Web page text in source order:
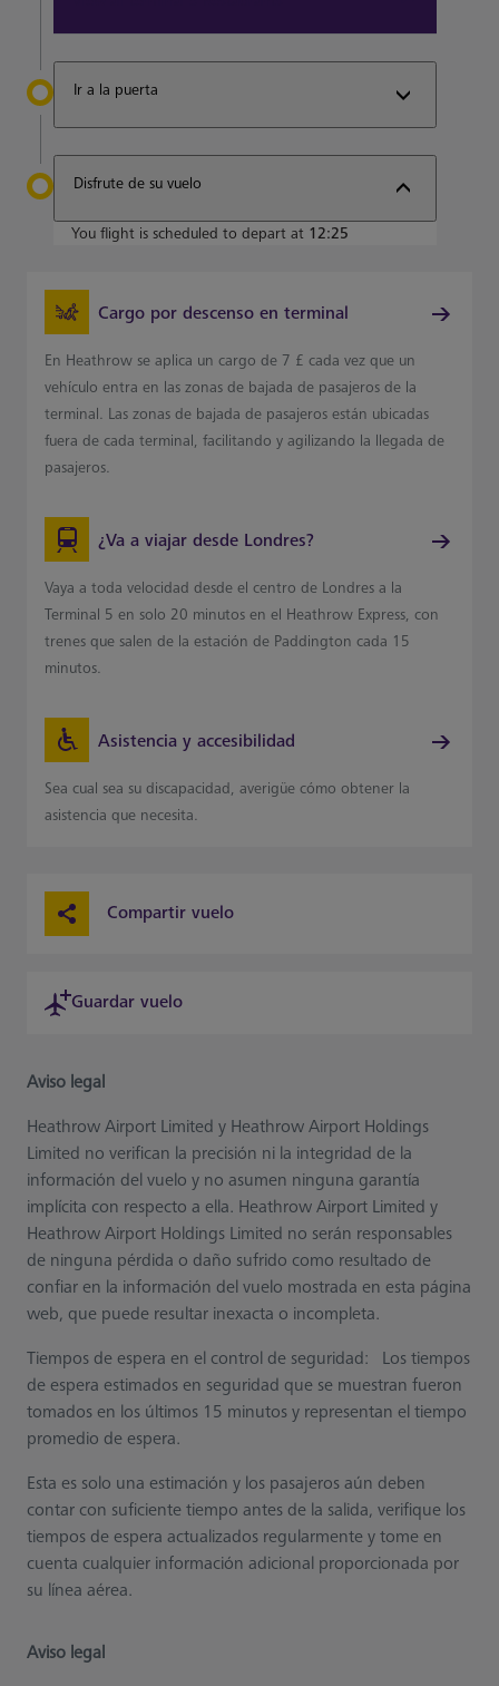
Ir a la puerta
Disfrute de su vuelo
You flight is scheduled to depart at 12:25
Cargo por descenso en terminal
En Heathrow se aplica un cargo de 7 £ cada vez que un
vehículo entra en las zonas de bajada de pasajeros de la
terminal. Las zonas de bajada de pasajeros están ubicadas
fuera de cada terminal, facilitando y agilizando la llegada de
pasajeros.
¿Va a viajar desde Londres?
Vaya a toda velocidad desde el centro de Londres a la
Terminal 5 en solo 20 minutos en el Heathrow Express, con
trenes que salen de la estación de Paddington cada 15
minutos.
Asistencia y accesibilidad
Sea cual sea su discapacidad, averigüe cómo obtener la
asistencia que necesita.
Compartir vuelo
Guardar vuelo
Aviso legal
Heathrow Airport Limited y Heathrow Airport Holdings
Limited no verifican la precisión ni la integridad de la
información del vuelo y no asumen ninguna garantía
implícita con respecto a ella. Heathrow Airport Limited y
Heathrow Airport Holdings Limited no serán responsables
de ninguna pérdida o daño sufrido como resultado de
confiar en la información del vuelo mostrada en esta página
web, que puede resultar inexacta o incompleta.
Tiempos de espera en el control de seguridad: Los tiempos
de espera estimados en seguridad que se muestran fueron
tomados en los últimos 15 minutos y representan el tiempo
promedio de espera.
Esta es solo una estimación y los pasajeros aún deben
contar con suficiente tiempo antes de la salida, verifique los
tiempos de espera actualizados regularmente y tome en
cuenta cualquier información adicional proporcionada por
su línea aérea.
Aviso legal